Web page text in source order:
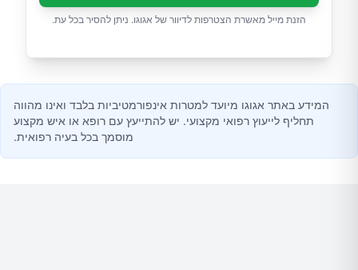
הזנת מייל מאשרת הצטרפות לדיוור של אגוגו. ניתן להסיר בכל עת.
המידע באתר אגוגו מיועד למטרות אינפורמטיביות בלבד ואינו מהווה
תחליף לייעוץ רפואי מקצועי. יש להתייעץ עם רופא או איש מקצוע
מוסמך בכל בעיה רפואית.